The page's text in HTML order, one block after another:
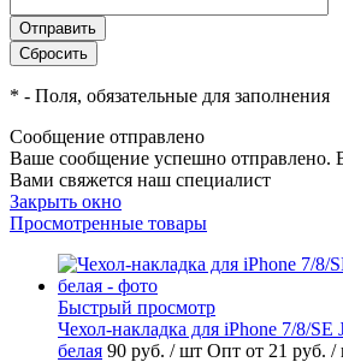
* - Поля, обязательные для заполнения
Сообщение отправлено
Ваше сообщение успешно отправлено.
Вами свяжется наш специалист
Закрыть окно
Просмотренные товары
Быстрый просмотр
Чехол-накладка для iPhone 7/8/SE
белая 90 руб. / шт Опт от 21 руб. /